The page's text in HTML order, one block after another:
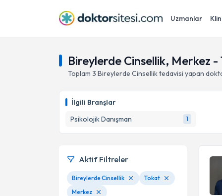
Uzmanlar
Bireylerde Cinsellik, Merkez -
Toplam 3 Bireylerde Cinselliktedavisi yapan
İlgili Branşlar
Psikolojik Danışman
1
Aktif Filtreler
Bireylerde Cinsellik
Tokat
Merkez